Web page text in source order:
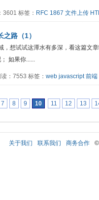
标签： RFC 1867 文件上传
路（1）
，想试试这潭水有多深，看这篇文
如果你......
：7553 标签： web javascript 前端
7 8 9 10 11 12 13
关于我们 联系我们 商务合作